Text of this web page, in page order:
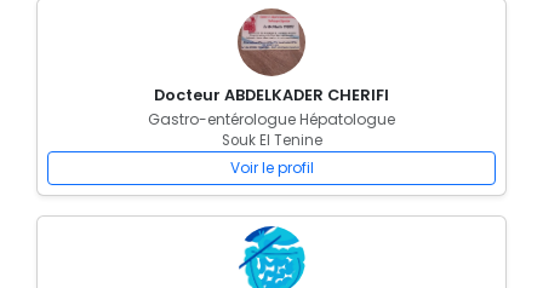
Docteur ABDELKADER CHERIFI
Gastro-entérologue Hépatologue
Souk El Tenine
Voir le profil